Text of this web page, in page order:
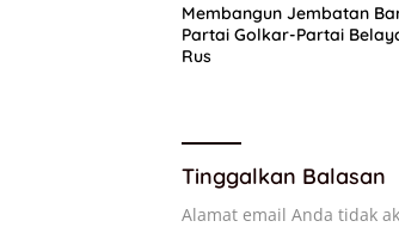
Membangun Jembatan
Partai Golkar-Partai
Rus
Tinggalkan Balasan
Alamat email Anda tidak